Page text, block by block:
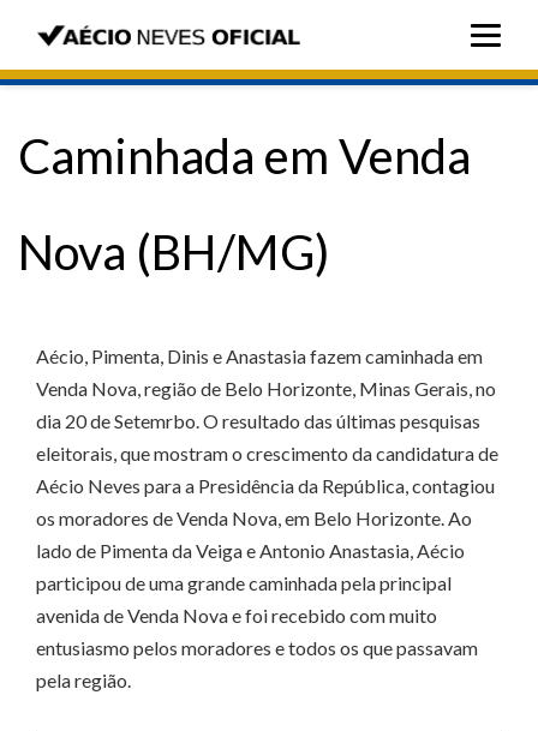
Caminhada em Venda
Nova (BH/MG)
Aécio, Pimenta, Dinis e Anastasia fazem caminhada em
Venda Nova, região de Belo Horizonte, Minas Gerais, no
dia 20 de Setemrbo. O resultado das últimas pesquisas
eleitorais, que mostram o crescimento da candidatura de
Aécio Neves para a Presidência da República, contagiou
os moradores de Venda Nova, em Belo Horizonte. Ao
lado de Pimenta da Veiga e Antonio Anastasia, Aécio
participou de uma grande caminhada pela principal
avenida de Venda Nova e foi recebido com muito
entusiasmo pelos moradores e todos os que passavam
pela região.